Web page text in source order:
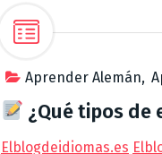
Aprender Alemán,
¿Qué tipos de
Elblogdeidiomas.es